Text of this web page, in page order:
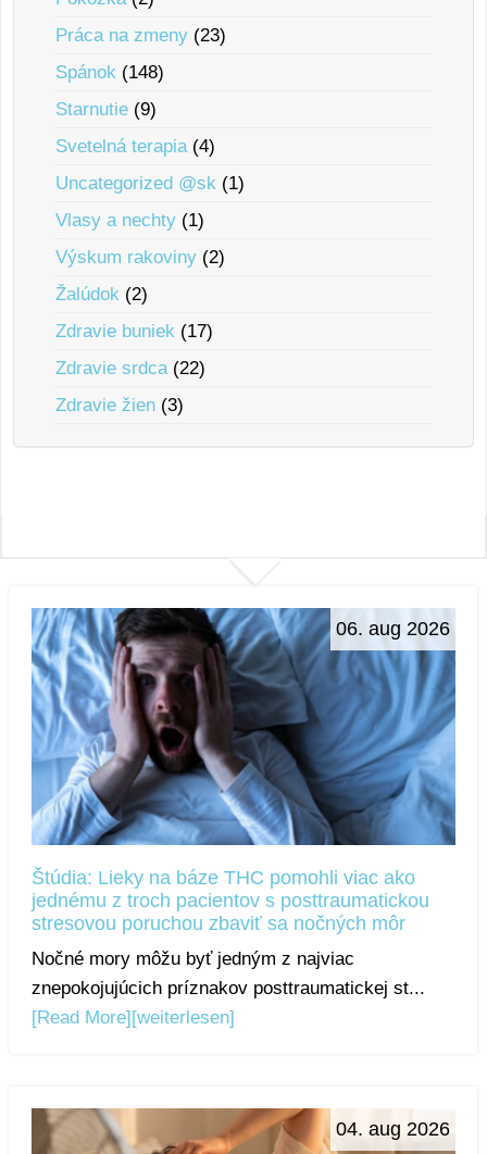
Práca na zmeny (23)
Spánok (148)
Starnutie (9)
Svetelná terapia(4)
Uncategorized @sk (1)
Vlasy a nechty (1)
Výskum rakoviny (2)
Žalúdok (2)
Zdravie buniek (17)
Zdravie srdca(22)
Zdravie žien (3)
06. aug 2026
Štúdia: Lieky na báze THC pomohli viac ako
jednému z troch pacientov s posttraumatickou
stresovou poruchou zbaviť sa nočných môr
Nočné mory môžu byť jedným z najviac
znepokojujúcich príznakov posttraumatickej st...
[Read More] [weiterlesen]
04. aug 2026